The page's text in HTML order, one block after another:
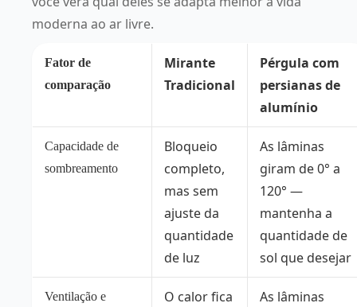
moderna ao ar livre.
Fator de
comparação
Mirante
Tradicional
Pérgula com
persianas de
alumínio
Capacidade de
sombreamento
Bloqueio
completo,
mas sem
ajuste da
quantidade
de luz
As lâminas
giram de 0° a
120° —
mantenha a
quantidade de
sol que desejar
Ventilação e
O calor fica
As lâminas